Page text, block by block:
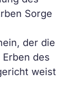
Sorge
der die
des
weist